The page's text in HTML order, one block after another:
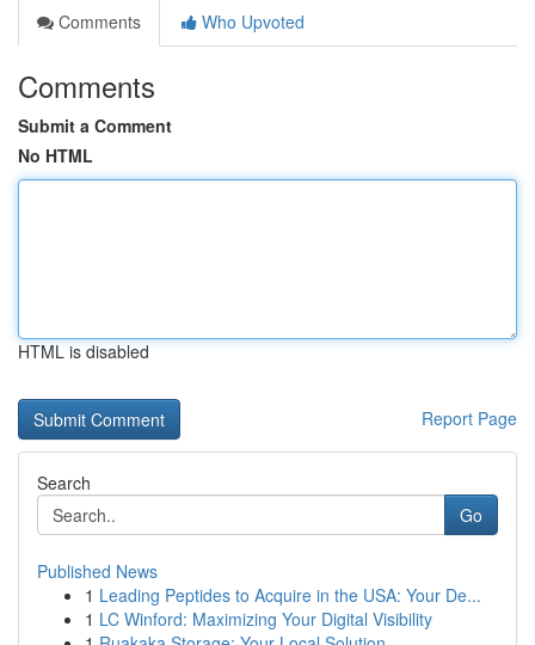
Comments
Who Upvoted
Comments
Submit a Comment
No HTML
HTML is disabled
Report Page
Search
Go
Published News
1 Leading Peptides to Acquire in the USA: Your De...
1 LC Winford: Maximizing Your Digital Visibility